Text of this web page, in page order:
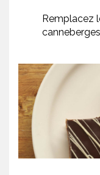
Remplacez